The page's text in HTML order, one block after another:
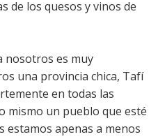
de los quesos y vinos de
nosotros es muy
una provincia chica, Tafí
en todas las
mismo un pueblo que esté
apenas a menos